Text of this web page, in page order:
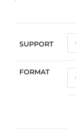
SUPPORT
FORMAT